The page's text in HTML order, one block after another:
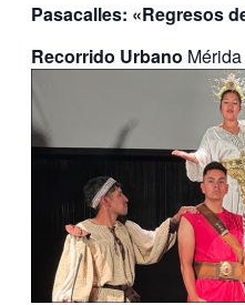
Pasacalles: «Regresos
Recorrido Urbano Mérida